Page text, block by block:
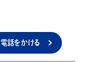
電話をかける